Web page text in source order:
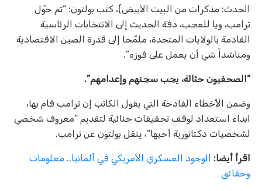
الحدث: مذكرات من البيت الأبيض)، كتب بولتون: “ثم حوّل
ترامب، ويا للعجب، دفة الحديث إلى الانتخابات الرئاسية
القادمة بالولايات المتحدة، ملمّحا إلى قدرة الصين الاقتصادية
ومناشداً شي أن يعمل على فوزه”.
“الصحفيون حثالة، يجب سجنهم وإعدامهم”.
وضمن الأخطاء الفادحة التي يقول الكاتب إن ترامب قام بها،
ابداء استعداد لوقف تحقيقات جنائية لتقديم “معروف شخصي
لشخصيات دكتاتورية أحبها”، ينقل بولتون عن ترامب.
اقرأ أيضا: الوجود العسكري الأمريكي في ألمانيا.. معلومات
وحقائق